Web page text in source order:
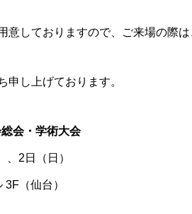
意しておりますので、ご来場の際
申し上げております。
会・学術大会
、2日（日）
3F（仙台）